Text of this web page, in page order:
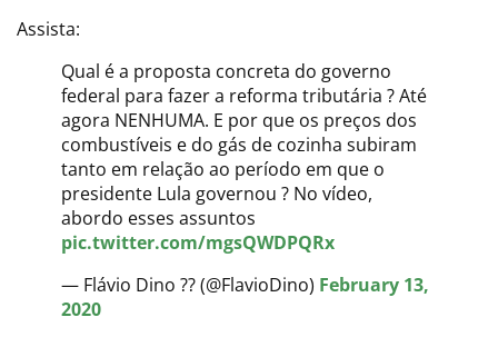
Assista:
Qual é a proposta concreta do governo
federal para fazer a reforma tributária ? Até
agora NENHUMA. E por que os preços dos
combustíveis e do gás de cozinha subiram
tanto em relação ao período em que o
presidente Lula governou ? No vídeo,
abordo esses assuntos
pic.twitter.com/mgsQWDPQRx
— Flávio Dino ?? (@FlavioDino) February 13,
2020